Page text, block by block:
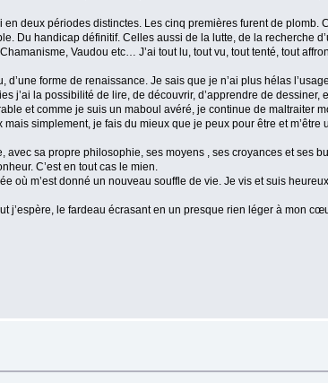
deux périodes distinctes. Les cinq premières furent de plomb.
Du handicap définitif. Celles aussi de la lutte, de la recherche
Vaudou etc… J’ai tout lu, tout vu, tout tenté, tout
forme de renaissance. Je sais que je n’ai plus hélas
j’ai la possibilité de lire, de découvrir, d’apprendre de dessiner,
et comme je suis un maboul avéré, je continue de maltraiter
simplement, je fais du mieux que je peux pour être et m’être
sa propre philosophie, ses moyens , ses croyances et ses
C’est en tout cas le mien.
où m’est donné un nouveau souffle de vie. Je vis et suis
j’espère, le fardeau écrasant en un presque rien léger à mon